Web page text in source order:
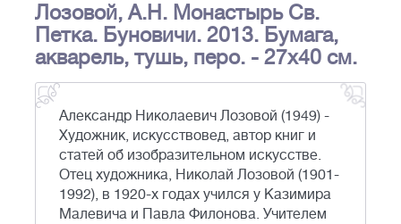
Лозовой, А.Н. Монастырь Св.
Петка. Буновичи. 2013. Бумага,
акварель, тушь, перо. - 27х40 см.
Александр Николаевич Лозовой (1949) -
Художник, искусствовед, автор книг и
статей об изобразительном искусстве.
Отец художника, Николай Лозовой (1901-
1992), в 1920-х годах учился у Казимира
Малевича и Павла Филонова. Учителем